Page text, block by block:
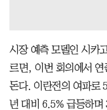
시장 예측 모델인 시카
르면, 이번 회의에서 연
돈다. 이란전의 여파로
년 대비 6.5% 급등하며